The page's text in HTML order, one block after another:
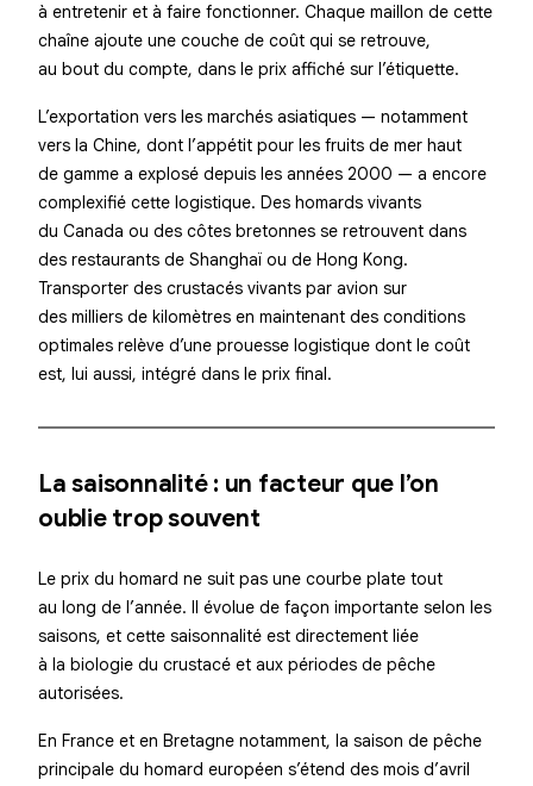
à entretenir et à faire fonctionner. Chaque maillon de cette
chaîne ajoute une couche de coût qui se retrouve,
au bout du compte, dans le prix affiché sur l’étiquette.
L’exportation vers les marchés asiatiques — notamment
vers la Chine, dont l’appétit pour les fruits de mer haut
de gamme a explosé depuis les années 2000 — a encore
complexifié cette logistique. Des homards vivants
du Canada ou des côtes bretonnes se retrouvent dans
des restaurants de Shanghaï ou de Hong Kong.
Transporter des crustacés vivants par avion sur
des milliers de kilomètres en maintenant des conditions
optimales relève d’une prouesse logistique dont le coût
est, lui aussi, intégré dans le prix final.
La saisonnalité : un facteur que l’on
oublie trop souvent
Le prix du homard ne suit pas une courbe plate tout
au long de l’année. Il évolue de façon importante selon les
saisons, et cette saisonnalité est directement liée
à la biologie du crustacé et aux périodes de pêche
autorisées.
En France et en Bretagne notamment, la saison de pêche
principale du homard européen s’étend des mois d’avril